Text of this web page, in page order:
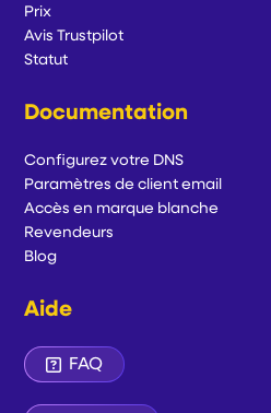
Prix
Avis Trustpilot
Statut
Documentation
Configurez votre DNS
Paramètres de client email
Accès en marque blanche
Revendeurs
Blog
Aide
FAQ